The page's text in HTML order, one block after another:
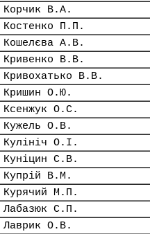
Корчик В.А.
Костенко П.П.
Кошелєва А.В.
Кривенко В.В.
Кривохатько В.В.
Кришин О.Ю.
Ксенжук О.С.
Кужель О.В.
Кулініч О.І.
Куніцин С.В.
Купрій В.М.
Курячий М.П.
Лабазюк С.П.
Лаврик О.В.